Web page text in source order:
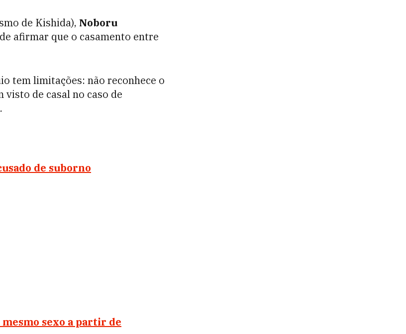
de Kishida), Noboru
afirmar que o casamento entre
tem limitações: não reconhece o
de casal no caso de
de suborno
sexo a partir de